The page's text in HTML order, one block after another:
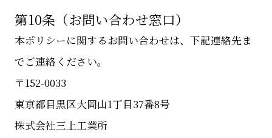
第10条（お問い合わせ窓口）
本ポリシーに関するお問い合わせは、下記連絡先ま
でご連絡ください。
〒152-0033
東京都目黒区大岡山1丁目37番8号
株式会社三上工業所